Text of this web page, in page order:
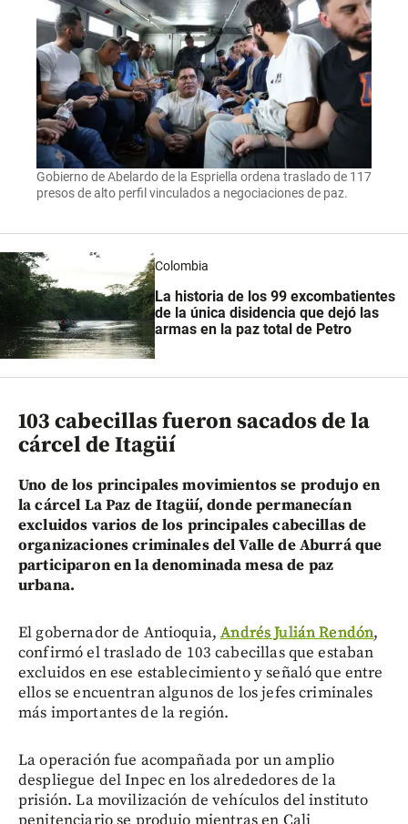
Gobierno de Abelardo de la Espriella ordena traslado de 117
presos de alto perfil vinculados a negociaciones de paz.
Colombia
La historia de los 99 excombatientes
de la única disidencia que dejó las
armas en la paz total de Petro
103 cabecillas fueron sacados de la
cárcel de Itagüí
Uno de los principales movimientos se produjo en
la cárcel La Paz de Itagüí, donde permanecían
excluidos varios de los principales cabecillas de
organizaciones criminales del Valle de Aburrá que
participaron en la denominada mesa de paz
urbana.
El gobernador de Antioquia,Andrés Julián Rendón,
confirmó el traslado de 103 cabecillas que estaban
excluidos en ese establecimiento y señaló que entre
ellos se encuentran algunos de los jefes criminales
más importantes de la región.
La operación fue acompañada por un amplio
despliegue del Inpec en los alrededores de la
prisión. La movilización de vehículos del instituto